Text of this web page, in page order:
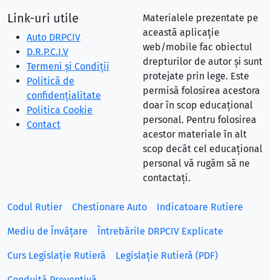
Link-uri utile
Auto DRPCIV
D.R.P.C.I.V
Termeni și Condiții
Politică de
confidențialitate
Politica Cookie
Contact
Materialele prezentate pe
această aplicație
web/mobile fac obiectul
drepturilor de autor și sunt
protejate prin lege. Este
permisă folosirea acestora
doar în scop educațional
personal. Pentru folosirea
acestor materiale în alt
scop decât cel educațional
personal vă rugăm să ne
contactați.
Codul Rutier Chestionare Auto Indicatoare Rutiere
Mediu de Învățare Întrebările DRPCIV Explicate
Curs Legislație Rutieră Legislație Rutieră (PDF)